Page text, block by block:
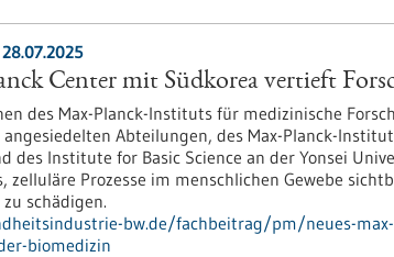
Center mit Südkorea vertieft
des Max-Planck-Instituts für medizinische
Abteilungen, des Max-Planck-
des Institute for Basic Science an der Yonsei
zelluläre Prozesse im menschlichen Gewebe
schädigen.
bw.de/fachbeitrag/pm/neues-
biomedizin